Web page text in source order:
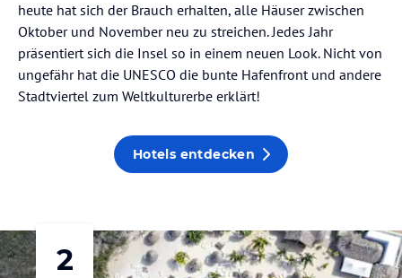
heute hat sich der Brauch erhalten, alle Häuser zwischen
Oktober und November neu zu streichen. Jedes Jahr
präsentiert sich die Insel so in einem neuen Look. Nicht von
ungefähr hat die UNESCO die bunte Hafenfront und andere
Stadtviertel zum Weltkulturerbe erklärt!
Hotels entdecken
2